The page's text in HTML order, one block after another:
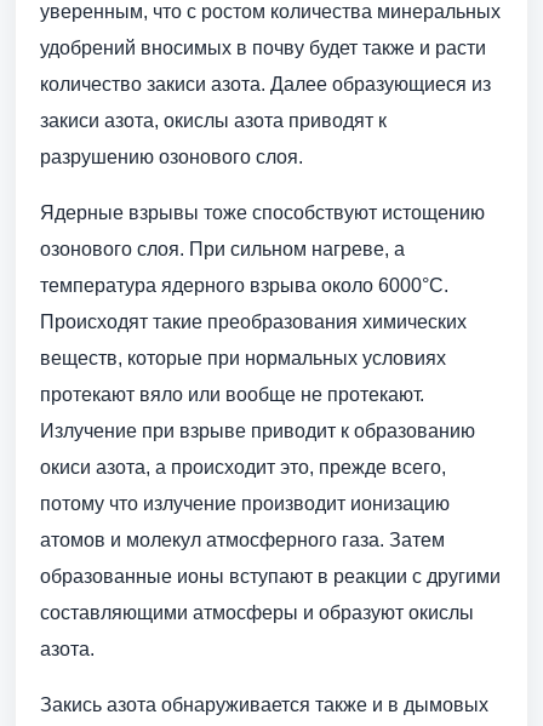
уверенным, что с ростом количества минеральных
удобрений вносимых в почву будет также и расти
количество закиси азота. Далее образующиеся из
закиси азота, окислы азота приводят к
разрушению озонового слоя.
Ядерные взрывы тоже способствуют истощению
озонового слоя. При сильном нагреве, а
температура ядерного взрыва около 6000°С.
Происходят такие преобразования химических
веществ, которые при нормальных условиях
протекают вяло или вообще не протекают.
Излучение при взрыве приводит к образованию
окиси азота, а происходит это, прежде всего,
потому что излучение производит ионизацию
атомов и молекул атмосферного газа. Затем
образованные ионы вступают в реакции с другими
составляющими атмосферы и образуют окислы
азота.
Закись азота обнаруживается также и в дымовых